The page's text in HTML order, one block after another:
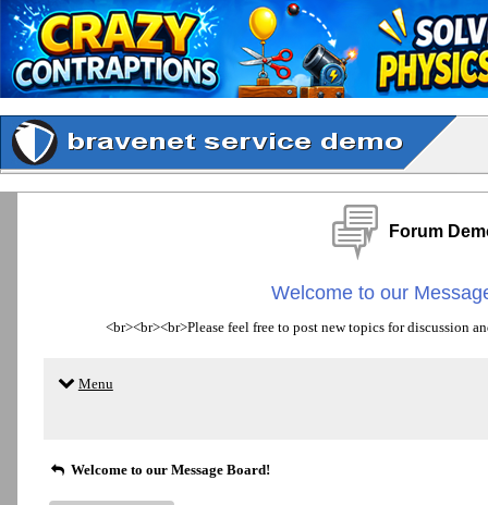
Forum
Welcome to our
<br><br><br>Please feel free to post new topics for discussion
Menu
Welcome to our Message Board!